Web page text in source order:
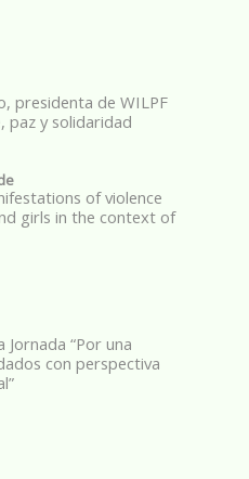
presidenta de WILPF
paz y solidaridad
of violence
girls in the context of
Jornada “Por una
con perspectiva